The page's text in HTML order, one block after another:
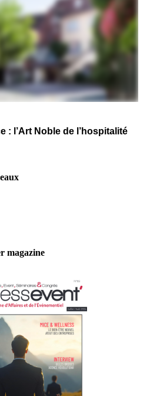
: l’Art Noble de l’hospitalité
magazine